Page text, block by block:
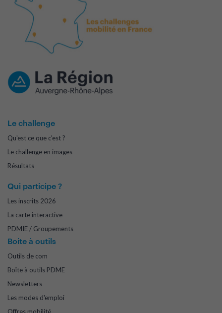
Le challenge
Qu'est ce que c'est ?
Le challenge en images
Résultats
Qui participe ?
Les inscrits 2026
La carte interactive
PDMIE / Groupements
Boite à outils
Outils de com
Boîte à outils PDME
Newsletters
Les modes d'emploi